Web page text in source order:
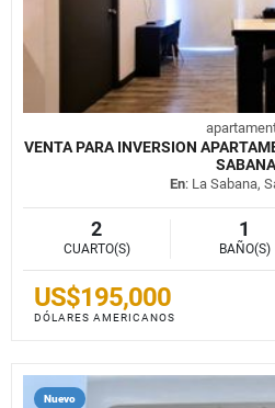
VENTA PARA INVERSION
SABANA
En: La Sabana,
2
CUARTO(S)
1
BAÑO(S)
US$195,000
DÓLARES AMERICANOS
Nuevo